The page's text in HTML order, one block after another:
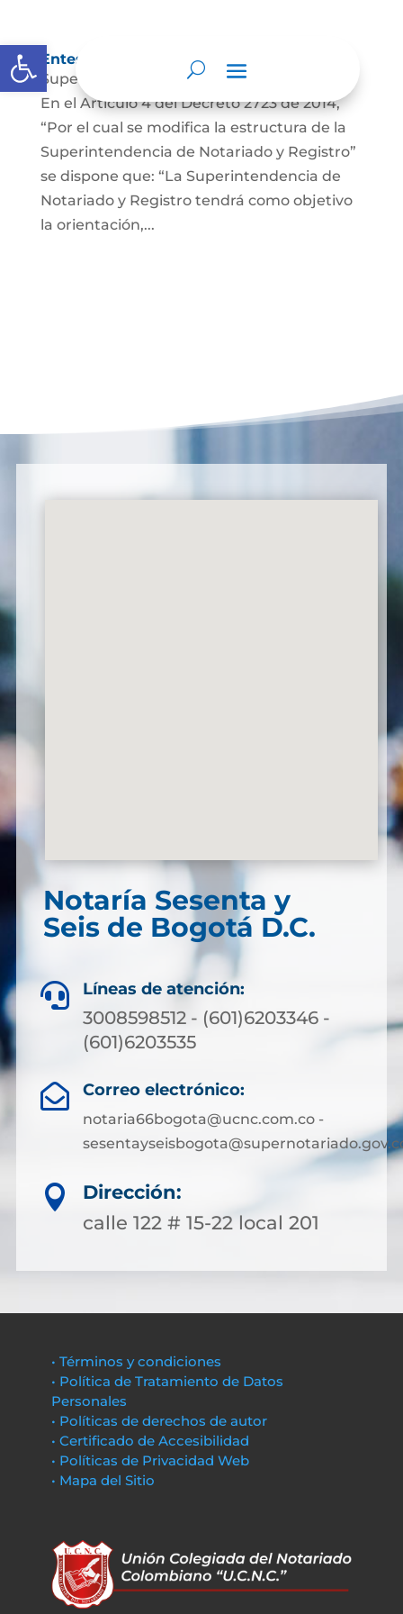
Abrir barra de herramientas
Entes y autoridades que lo vigilan
Superintendencia de Notariado y Registro
En el Artículo 4 del Decreto 2723 de 2014,
“Por el cual se modifica la estructura de la
Superintendencia de Notariado y Registro”
se dispone que: “La Superintendencia de
Notariado y Registro tendrá como objetivo
la orientación,...
Notaría Sesenta y
Seis de Bogotá D.C.
 Líneas de atención:
3008598512 - (601)6203346 -
(601)6203535
 Correo electrónico:
notaria66bogota@ucnc.com.co -

Dirección:
calle 122 # 15-22 local 201
• Términos y condiciones
• Política de Tratamiento de Datos
Personales
• Políticas de derechos de autor
• Certificado de Accesibilidad
• Políticas de Privacidad Web
• Mapa del Sitio